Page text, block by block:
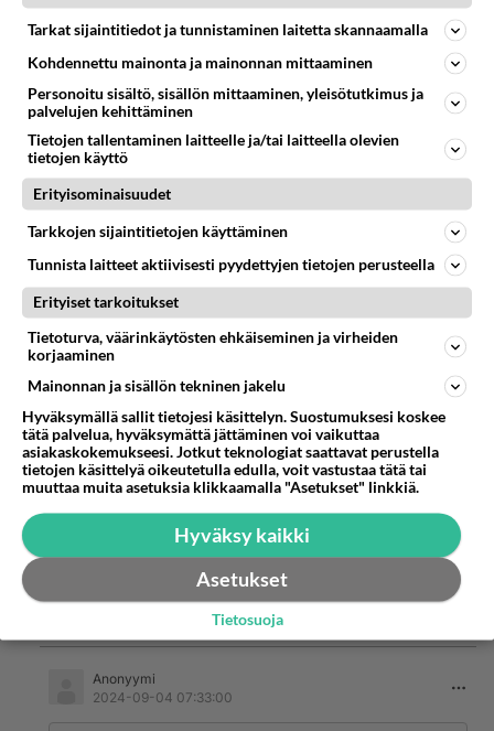
Anonyymi
2024-09-03 21:42:22
Anonyymi kirjoitti:
Humalaton olut on lähinnä kaljaa. Reinheitsgebotin eli
"oluen puhtauslain" mukaan oluessa on vettä, ohraa ja
humalaa. Ei muuta.
Humalahan on siinä mielessä hieno tuote, että makujen
kirjo on laaja. Oluen teossakin käytetään kymmeniä eri
lajikkeita.https://en.wikipedia.org/wiki/List_of_hop_vari
Lue lisää
Joo näin tuo on. Itse en osaa noita luetella. Ehkä
ekaa kirjainta. 🙂
Anonyymi
2024-09-04 07:33:00
Tarkat sijaintitiedot ja tunnistaminen laitetta skannaamalla
Kohdennettu mainonta ja mainonnan mittaaminen
Personoitu sisältö, sisällön mittaaminen, yleisötutkimus ja
palvelujen kehittäminen
Tietojen tallentaminen laitteelle ja/tai laitteella olevien
tietojen käyttö
Erityisominaisuudet
Tarkkojen sijaintitietojen käyttäminen
Tunnista laitteet aktiivisesti pyydettyjen tietojen perusteella
Erityiset tarkoitukset
Tietoturva, väärinkäytösten ehkäiseminen ja virheiden
korjaaminen
Mainonnan ja sisällön tekninen jakelu
Hyväksymällä sallit tietojesi käsittelyn. Suostumuksesi koskee
tätä palvelua, hyväksymättä jättäminen voi vaikuttaa
asiakaskokemukseesi. Jotkut teknologiat saattavat perustella
tietojen käsittelyä oikeutetulla edulla, voit vastustaa tätä tai
muuttaa muita asetuksia klikkaamalla "Asetukset" linkkiä.
Hyväksy kaikki
Asetukset
Tietosuoja